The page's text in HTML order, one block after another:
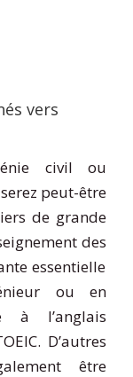
vers
civil ou
peut-être
de grande
des
essentielle
ou en
à l’anglais
D’autres
être